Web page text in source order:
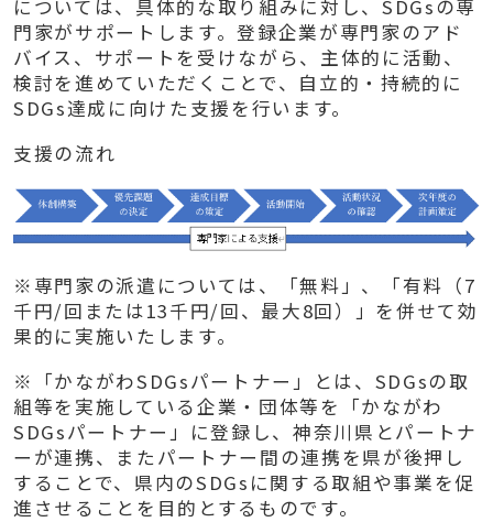
については、具体的な取り組みに対し、SDGsの専
門家がサポートします。登録企業が専門家のアド
バイス、サポートを受けながら、主体的に活動、
検討を進めていただくことで、自立的・持続的に
SDGs達成に向けた支援を行います。
支援の流れ
※専門家の派遣については、「無料」、「有料（7
千円/回または13千円/回、最大8回）」を併せて効
果的に実施いたします。
※「かながわSDGsパートナー」とは、SDGsの取
組等を実施している企業・団体等を「かながわ
SDGsパートナー」に登録し、神奈川県とパートナ
ーが連携、またパートナー間の連携を県が後押し
することで、県内のSDGsに関する取組や事業を促
進させることを目的とするものです。